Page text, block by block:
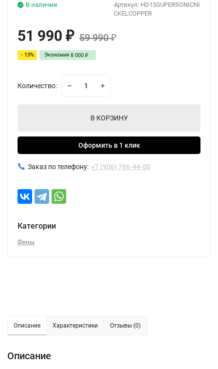
Артикул: HD15SUPERSONICNI
CKELCOPPER
В наличии
51 990 ₽ 59 990₽
- 13% Экономия 8 000 ₽
Количество:
В КОРЗИНУ
Оформить в 1 клик
Заказ по телефону: +7 (906) 786-44-00
Категории
Фены
Описание Характеристики Отзывы (0)
Описание